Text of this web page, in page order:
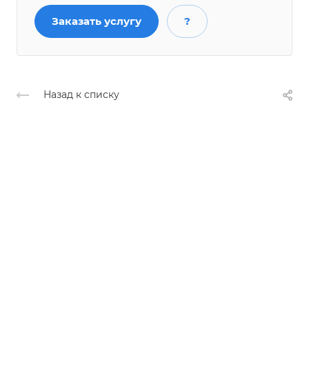
Заказать услугу ?
Назад к списку